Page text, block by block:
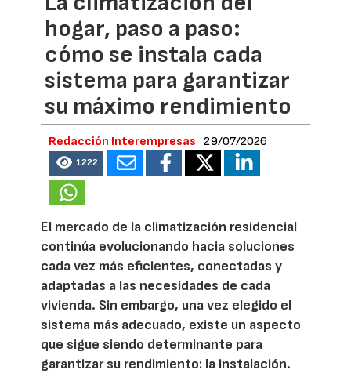
hogar, paso a paso:
cómo se instala cada
sistema para garantizar
su máximo rendimiento
Redacción Interempresas 29/07/2026
1222
El mercado de la climatización residencial
continúa evolucionando hacia soluciones
cada vez más eficientes, conectadas y
adaptadas a las necesidades de cada
vivienda. Sin embargo, una vez elegido el
sistema más adecuado, existe un aspecto
que sigue siendo determinante para
garantizar su rendimiento: la instalación.